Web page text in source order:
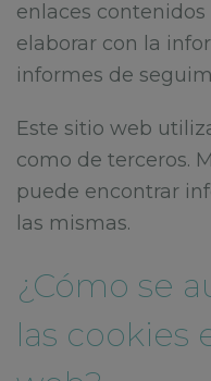
enlaces
elaborar con la
informes de
Este sitio web
como de terceros.
puede encontrar
las mismas.
¿Cómo se
las cookies